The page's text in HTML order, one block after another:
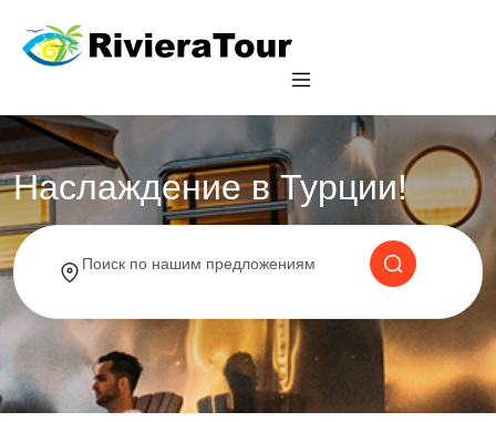
Наслаждение в Турции!